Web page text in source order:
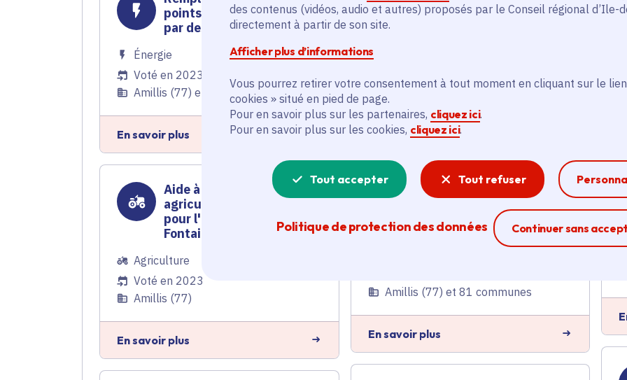
des contenus (vidéos, audio et autres) proposés par le Conseil régional d’Ile-
directement à partir de son site.
Afficher plus d’informations
Vous pourrez retirer votre consentement à tout moment en cliquant sur le
cookies » situé en pied de page.
Pour en savoir plus sur les partenaires, cliquez ici.
Pour en savoir plus sur les cookies, cliquez ici.
Tout accepter Tout refuser
Politique de protection des données Continuer sans
Ferme la
points lumineux vétustes
par des luminaires Led
Énergie
Voté en 2023
Amillis (77) et 63 communes
En savoir plus
pour l'Earl de la Petite
Fontaine
Amillis (77)
En savoir plus
Aide à la certification en
agriculture biologique
pour l'Earl de la Petite
Fontaine
Agriculture
Voté en 2023
Amillis (77)
En savoir plus
Contrat rural - Évaluation
environnementale du
programme d'action
Amillis (77) et 81 communes
En savoir plus